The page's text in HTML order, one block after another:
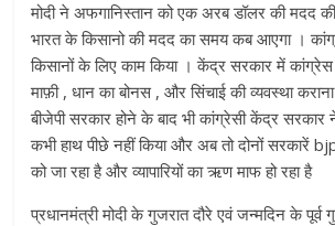
मोदी ने अफगानिस्तान को एक अरब डॉलर की मदद
भारत के किसानो की मदद का समय कब आएगा ।
किसानों के लिए काम किया । केंद्र सरकार में
माफ़ी , धान का बोनस , और सिंचाई की व्यवस्था
बीजेपी सरकार होने के बाद भी कांग्रेसी केंद्र
कभी हाथ पीछे नहीं किया और अब तो दोनों सरकारें
को जा रहा है और व्यापारियों का ऋण माफ हो रहा है
प्रधानमंत्री मोदी के गुजरात दौरे एवं जन्मदिन के